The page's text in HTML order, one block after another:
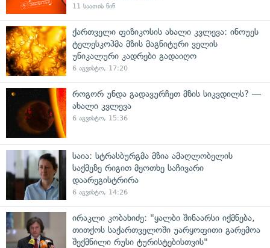
11 საათის წინ
ქართველი ფიზიკოსის ახალი კვლევა: ინოუეს
ტელესკოპმა მზის მაგნიტური ველის
უნიკალური კადრები გადაიღო
6 აგვისტო, 17:20
როგორ უნდა გადავურჩეთ მზის სიკვდილს? —
ახალი კვლევა
6 აგვისტო, 15:36
საია: სტრასბურგმა მზია ამაღლობელის
საქმეზე რიგით მეოთხე საჩივარი
დაარეგისტრირა
6 აგვისტო, 14:26
ირაკლი კობახიძე: "ყალბი შინაარსი იქმნება,
თითქოს საქართველოში უარყოფითი გარემოა
შექმნილი რუსი ტურისტებისთვის"